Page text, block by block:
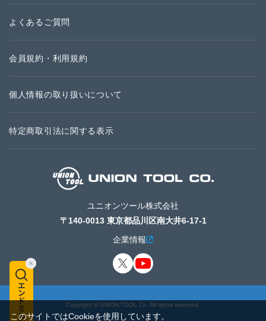
よくあるご質問
会員規約・利用規約
個人情報の取り扱いについて
特定商取引法に関する表示
ユニオンツール株式会社
〒140-0013 東京都品川区南大井6-17-1
企業情報
Copyright © UNION TOOL Co. All rights reserved.
このサイトではCookieを使用しています。